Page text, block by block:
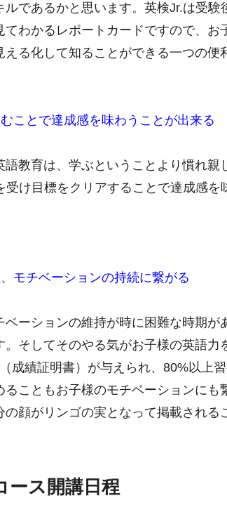
ルであるかと思います。英検Jr.は受
てわかるレポートカードですので、
える化して知ることができる一つの
ことで達成感を味わうことが出来る
語教育は、学ぶということより慣れ
受け目標をクリアすることで達成感
モチベーションの持続に繋がる
ベーションの維持が時に困難な時期
。そしてそのやる気がお子様の英語
成績証明書）が与えられ、80%以上
ることもお子様のモチベーションに
の顔がリンゴの実となって掲載され
ース開講日程